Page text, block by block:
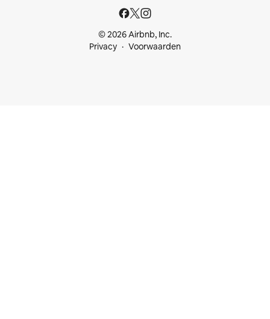
© 2026 Airbnb, Inc.
Privacy
Voorwaarden